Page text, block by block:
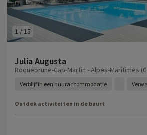
1 / 15
Julia Augusta
Roquebrune-Cap-Martin - Alpes-Maritimes
Verblijf in een huuraccommodatie
Ontdek activiteiten in de buurt